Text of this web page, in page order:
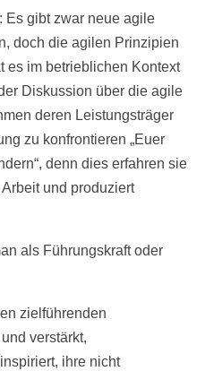
Es gibt zwar neue agile
doch die agilen Prinzipien
es im betrieblichen Kontext
Diskussion über die agile
deren Leistungsträger
zu konfrontieren „Euer
denn dies erfahren sie
und produziert
als Führungskraft oder
zielführenden
verstärkt,
ihre nicht